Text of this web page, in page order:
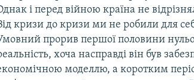
і перед війною країна не
кризи до кризи ми не робили для
прорив першої половини
хоча насправді він був
моделлю, а коротким